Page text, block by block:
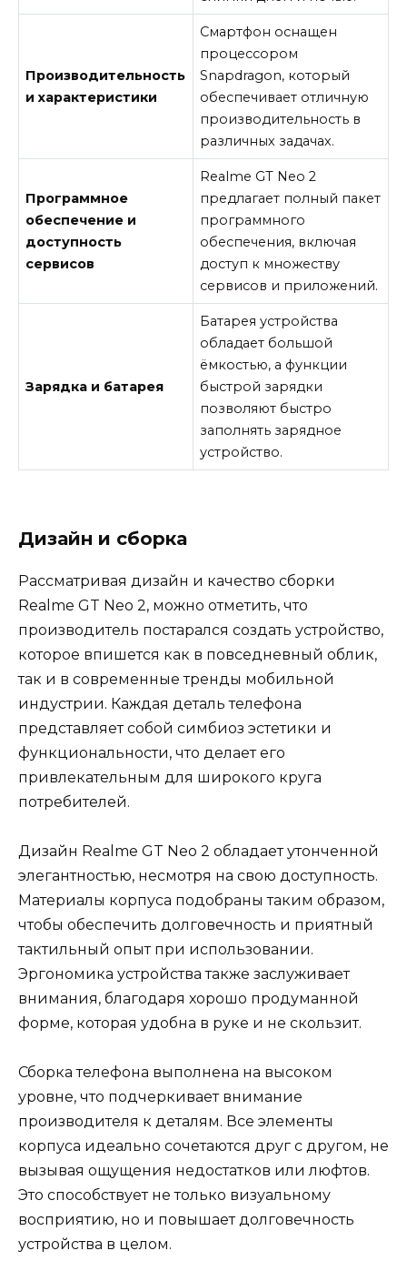
Производительность
и характеристики
Смартфон оснащен
процессором
Snapdragon, который
обеспечивает отличную
производительность в
различных задачах.
Программное
обеспечение и
доступность
сервисов
Realme GT Neo 2
предлагает полный пакет
программного
обеспечения, включая
доступ к множеству
сервисов и приложений.
Зарядка и батарея
Батарея устройства
обладает большой
ёмкостью, а функции
быстрой зарядки
позволяют быстро
заполнять зарядное
устройство.
Дизайн и сборка
Рассматривая дизайн и качество сборки
Realme GT Neo 2, можно отметить, что
производитель постарался создать устройство,
которое впишется как в повседневный облик,
так и в современные тренды мобильной
индустрии. Каждая деталь телефона
представляет собой симбиоз эстетики и
функциональности, что делает его
привлекательным для широкого круга
потребителей.
Дизайн Realme GT Neo 2 обладает утонченной
элегантностью, несмотря на свою доступность.
Материалы корпуса подобраны таким образом,
чтобы обеспечить долговечность и приятный
тактильный опыт при использовании.
Эргономика устройства также заслуживает
внимания, благодаря хорошо продуманной
форме, которая удобна в руке и не скользит.
Сборка телефона выполнена на высоком
уровне, что подчеркивает внимание
производителя к деталям. Все элементы
корпуса идеально сочетаются друг с другом, не
вызывая ощущения недостатков или люфтов.
Это способствует не только визуальному
восприятию, но и повышает долговечность
устройства в целом.